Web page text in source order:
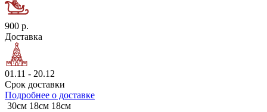
900 р.
Доставка
01.11 - 20.12
Срок доставки
Подробнее о доставке
30см 18см 18см